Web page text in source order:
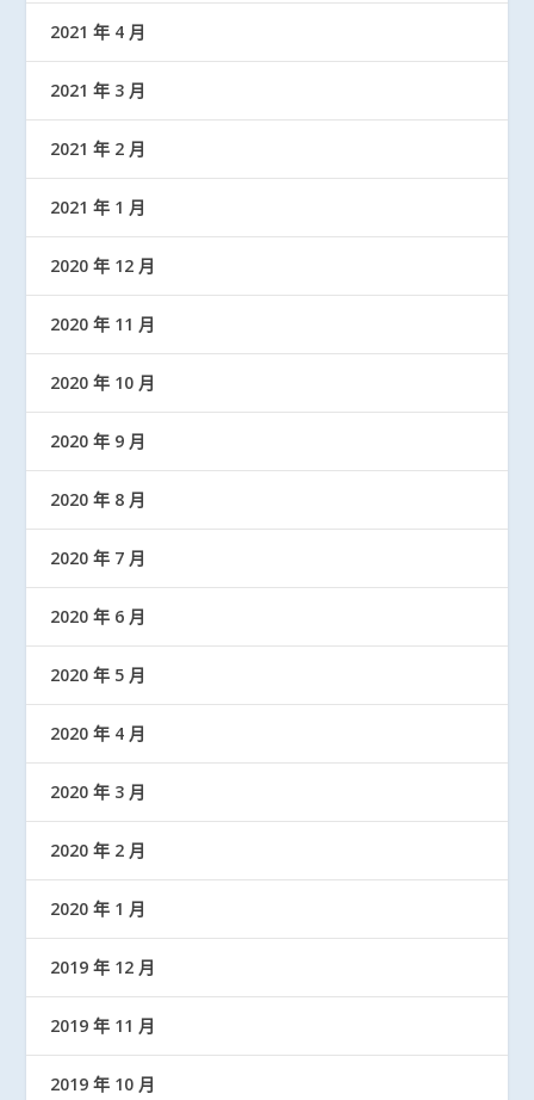
2021 年 4 月
2021 年 3 月
2021 年 2 月
2021 年 1 月
2020 年 12 月
2020 年 11 月
2020 年 10 月
2020 年 9 月
2020 年 8 月
2020 年 7 月
2020 年 6 月
2020 年 5 月
2020 年 4 月
2020 年 3 月
2020 年 2 月
2020 年 1 月
2019 年 12 月
2019 年 11 月
2019 年 10 月